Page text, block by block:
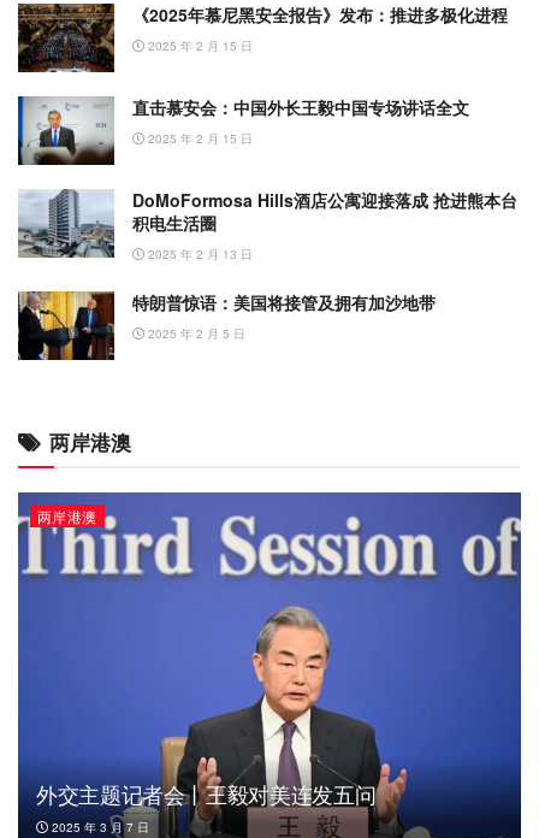
《2025年慕尼黑安全报告》发布：推进多极化进程
2025 年 2 月 15 日
直击慕安会：中国外长王毅中国专场讲话全文
2025 年 2 月 15 日
DoMoFormosa Hills酒店公寓迎接落成 抢进熊本台
积电生活圈
2025 年 2 月 13 日
特朗普惊语：美国将接管及拥有加沙地带
2025 年 2 月 5 日
两岸港澳
两岸港澳
外交主题记者会丨王毅对美连发五问
2025 年 3 月 7 日